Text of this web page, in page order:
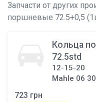
Запчасти от других
поршневые 72.5+0,5
Кольца
72.5std
12-15-20
Mahle 06
723 грн